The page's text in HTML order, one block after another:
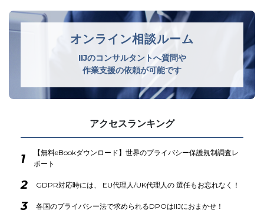
オンライン相談ルーム
IIJのコンサルタントへ質問や
作業支援の依頼が可能です
アクセスランキング
1
【無料eBookダウンロード】世界のプライバシー保護規制調査レ
ポート
2 GDPR対応時には、 EU代理人/UK代理人の 選任もお忘れなく！
3 各国のプライバシー法で求められるDPOはIIJにおまかせ！